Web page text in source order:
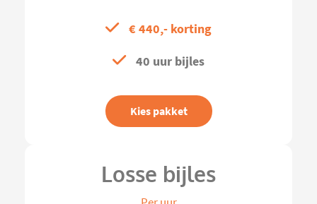
€ 440,- korting
40 uur bijles
Kies pakket
Losse bijles